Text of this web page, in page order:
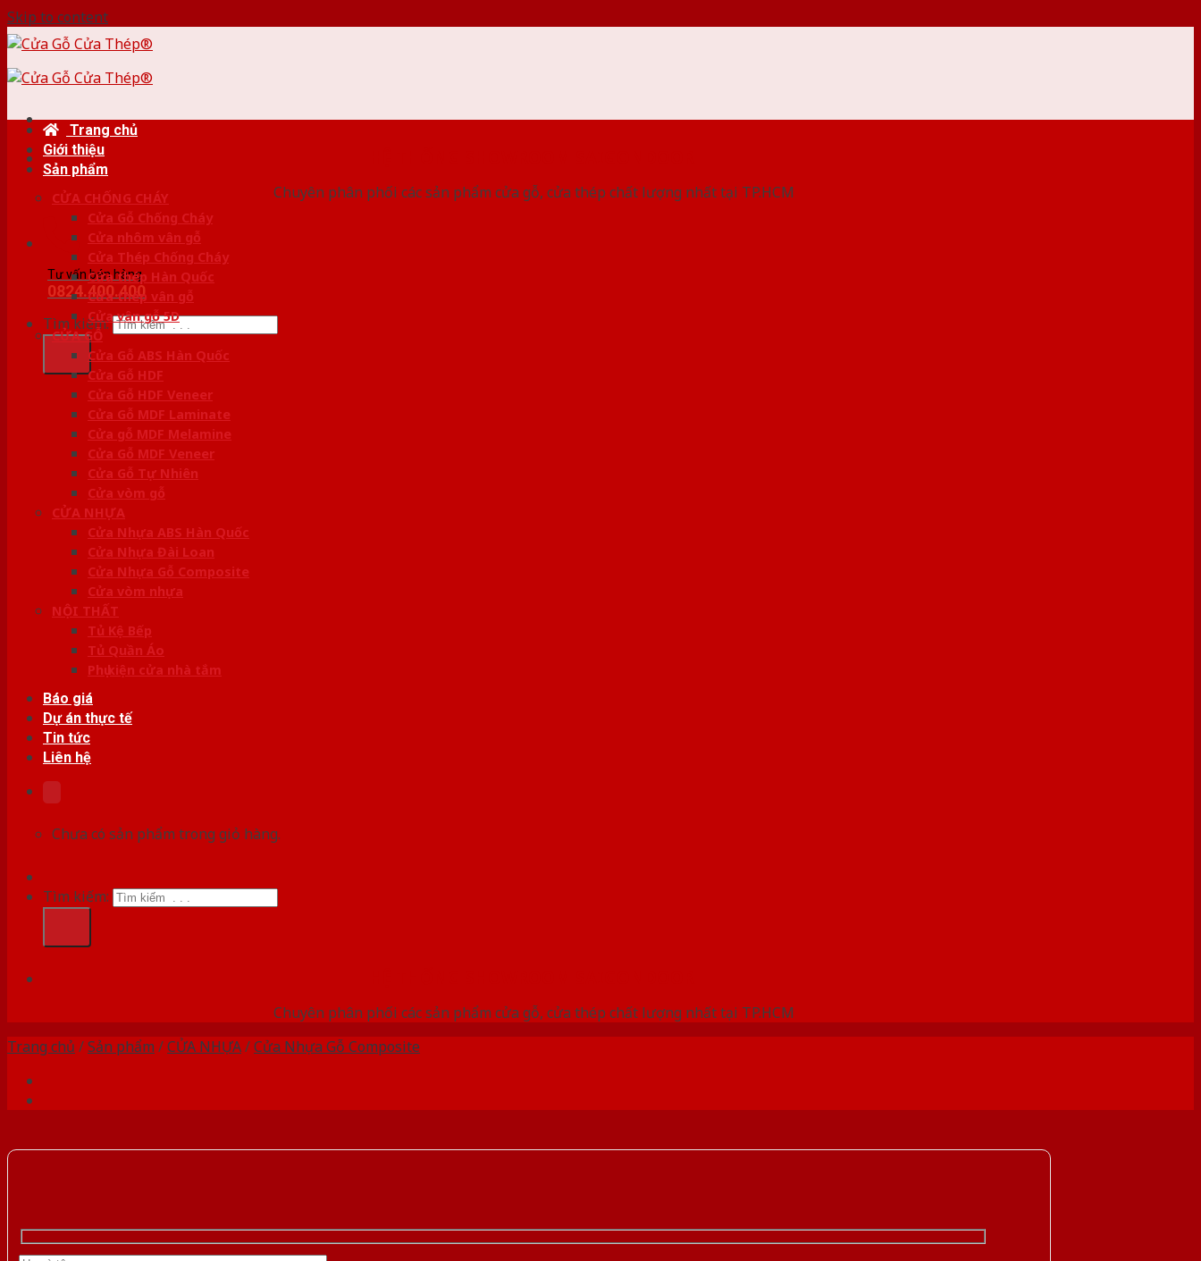
Skip to content
Chuyên phân phối các sản phẩm cửa gỗ, cửa thép chất lượng nhất tại TP.HCM
Tư vấn bán hàng
0824.400.400
Tìm kiếm:
Trang chủ
Giới thiệu
Sản phẩm
CỬA CHỐNG CHÁY
Cửa Gỗ Chống Cháy
Cửa nhôm vân gỗ
Cửa Thép Chống Cháy
Cửa thép Hàn Quốc
Cửa thép vân gỗ
Cửa vân gỗ 5D
CỬA GỖ
Cửa Gỗ ABS Hàn Quốc
Cửa Gỗ HDF
Cửa Gỗ HDF Veneer
Cửa Gỗ MDF Laminate
Cửa gỗ MDF Melamine
Cửa Gỗ MDF Veneer
Cửa Gỗ Tự Nhiên
Cửa vòm gỗ
CỬA NHỰA
Cửa Nhựa ABS Hàn Quốc
Cửa Nhựa Đài Loan
Cửa Nhựa Gỗ Composite
Cửa vòm nhựa
NỘI THẤT
Tủ Kệ Bếp
Tủ Quần Áo
Phụ kiện cửa nhà tắm
Báo giá
Dự án thực tế
Tin tức
Liên hệ
Chưa có sản phẩm trong giỏ hàng.
Tìm kiếm:
Chuyên phân phối các sản phẩm cửa gỗ, cửa thép chất lượng nhất tại TP.HCM
Trang chủ /Sản phẩm /CỬA NHỰA/Cửa Nhựa Gỗ Composite